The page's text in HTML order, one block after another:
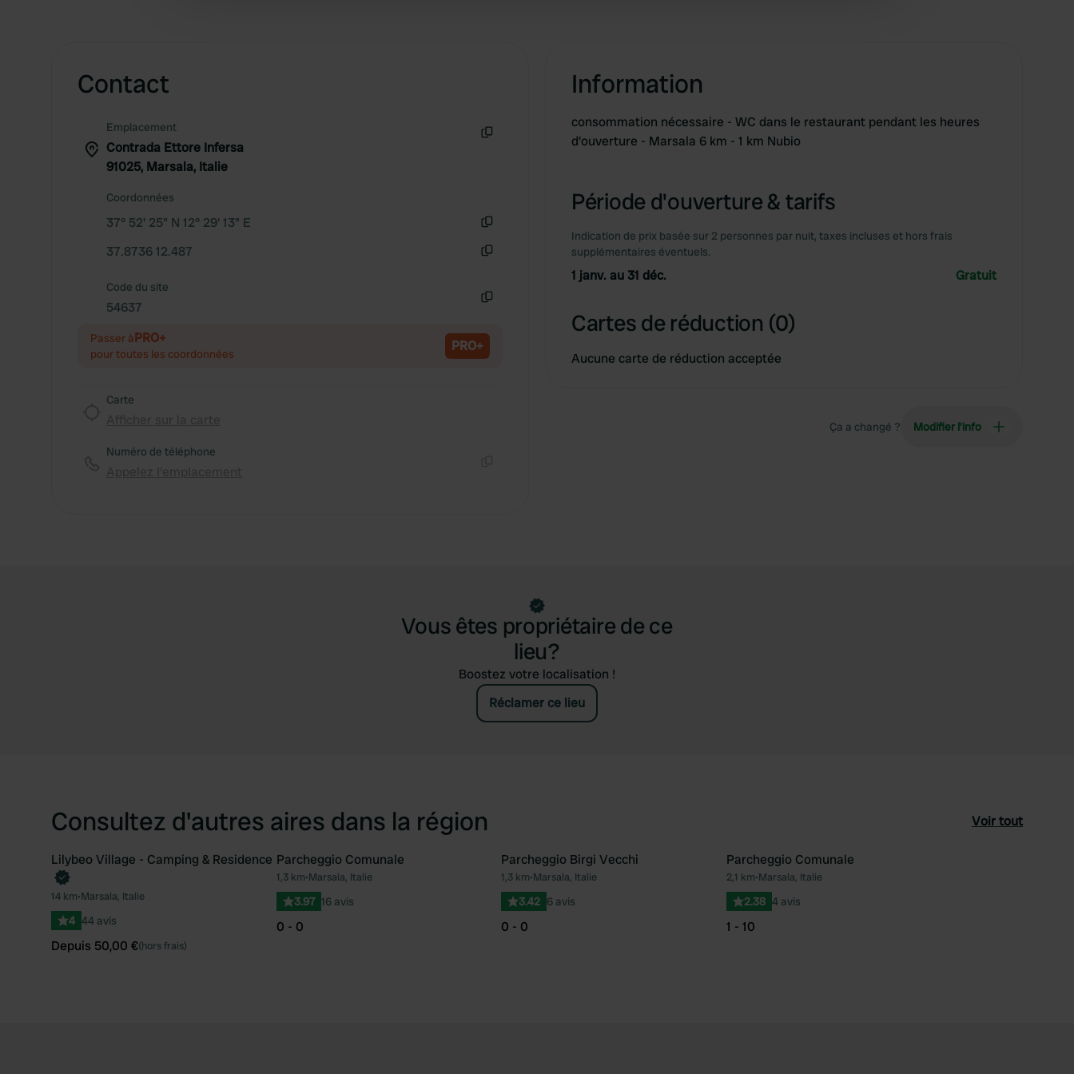
Contact
Emplacement
Contrada Ettore Infersa
91025, Marsala, Italie
Coordonnées
37° 52' 25" N 12° 29' 13" E
37.8736 12.487
Code du site
54637
Passer àPRO+
pour toutes les coordonnées PRO+
Carte
Numéro de téléphone
Information
consommation nécessaire - WC dans le restaurant pendant les heures
d'ouverture - Marsala 6 km - 1 km Nubio
Période d'ouverture & tarifs
Indication de prix basée sur 2 personnes par nuit, taxes incluses et hors frais
supplémentaires éventuels.
1 janv. au 31 déc. Gratuit
Cartes de réduction (0)
Aucune carte de réduction acceptée
Ça a changé ? Modifier l’info
Vous êtes propriétaire de ce
lieu?
Boostez votre localisation !
Réclamer ce lieu
Consultez d'autres aires dans la région Voir tout
Préféré
Reserve maintenant
Lilybeo Village - Camping & Residence
14 km•Marsala, Italie
4 44 avis
Depuis 50,00 €(hors frais)
Préféré
Parcheggio Comunale
1,3 km•Marsala, Italie
3.97 16 avis
0 - 0
Préféré
Parcheggio Birgi Vecchi
1,3 km•Marsala, Italie
3.42 6 avis
0 - 0
Parcheggio Comunale
2,1 km•Marsala, Italie
2.38 4 avis
1 - 10